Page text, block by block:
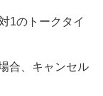
1のトークタイ
合、キャンセル